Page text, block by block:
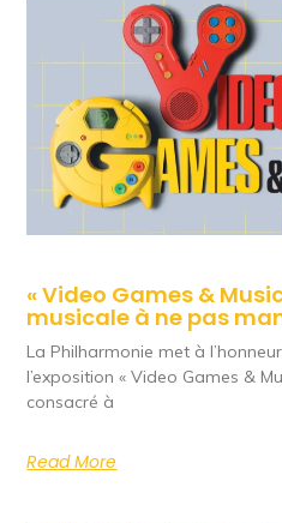
« Video Games &
musicale à ne pas
La Philharmonie met à
l’exposition « Video Games &
consacré à
Read More